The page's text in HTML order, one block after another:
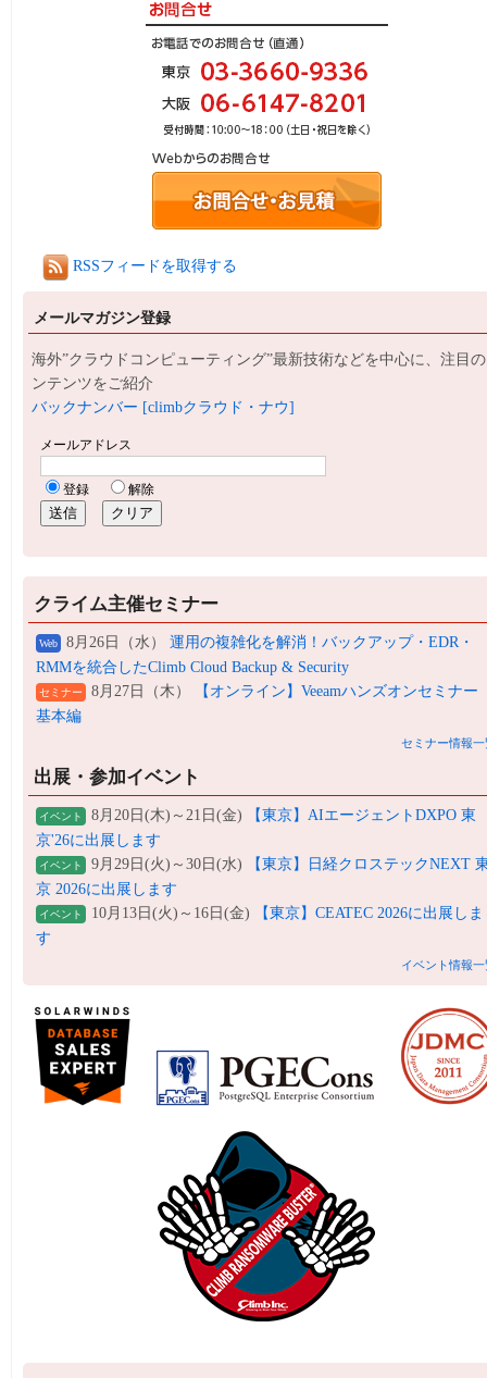
RSSフィードを取得する
メールマガジン登録
海外”クラウドコンピューティング”最新技術などを中心に、注目
ンテンツをご紹介
バックナンバー [climbクラウド・ナウ]
クライム主催セミナー
Web 8月26日（水） 運用の複雑化を解消！バックアップ・EDR・
RMMを統合したClimb Cloud Backup & Security
セミナー 8月27日（木）
【オンライン】Veeamハンズオンセミナー
基本編
セミナー情報一
出展・参加イベント
イベント 8月20日(木)～21日(金)
【東京】AIエージェントDXPO 東
京'26に出展します
イベント 9月29日(火)～30日(水)
【東京】日経クロステックNEXT
京 2026に出展します
イベント 10月13日(火)～16日(金)
【東京】CEATEC 2026に出展しま
す
イベント情報一